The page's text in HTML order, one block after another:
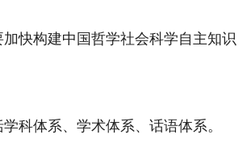
快构建中国哲学社会科学自主知识
科体系、学术体系、话语体系。